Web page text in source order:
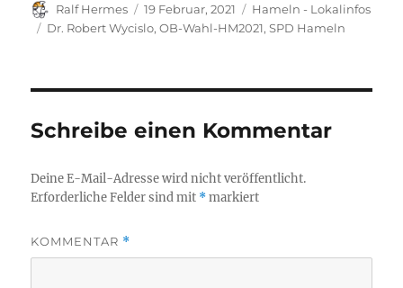
Autor
Ralf Hermes
Veröffentlicht
am
19 Februar, 2021 Kategorien
Hameln - Lokalinfos
Schlagwörter
Dr. Robert Wycislo,OB-Wahl-HM2021,SPD Hameln
Schreibe einen Kommentar
Deine E-Mail-Adresse wird nicht veröffentlicht.
Erforderliche Felder sind mit *markiert
KOMMENTAR *